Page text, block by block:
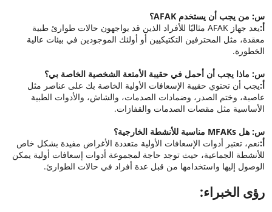
س: من يجب أن يستخدم AFAK؟
أ:
يعد جهاز AFAK مثاليًا للأفراد الذين قد يواجهون حالات طوارئ طبية
معقدة، مثل المحترفين التكتيكيين أو أولئك الموجودين في بيئات عالية
الخطورة.
س: ماذا يجب أن أحمل في حقيبة الأمتعة الشخصية الخاصة بي؟
أ:يجب أن تحتوي حقيبة الإسعافات الأولية الخاصة بك على عناصر مثل
عاصبة، وختم الصدر، وضمادات الصدمات، والشاش، والأدوات الطبية
الأساسية مثل مقصات الصدمات والقفازات.
س: هل MFAKs مناسبة للأنشطة الخارجية؟
أ:نعم، تعتبر أدوات الإسعافات الأولية متعددة الأغراض مفيدة بشكل خاص
للأنشطة الجماعية، حيث توجد حاجة لمجموعة أدوات إسعافات أولية يمكن
الوصول إليها واستخدامها من قبل عدة أفراد في حالات الطوارئ.
رؤى الخبراء: